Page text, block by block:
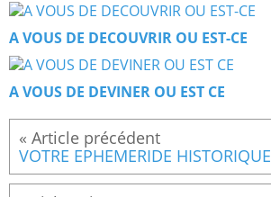
A VOUS DE DECOUVRIR OU EST-CE
A VOUS DE DEVINER OU EST CE
VOTRE EPHEMERIDE HISTORIQUE